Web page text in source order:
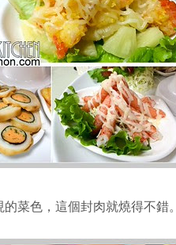
菜色，這個封肉就燒得不錯。